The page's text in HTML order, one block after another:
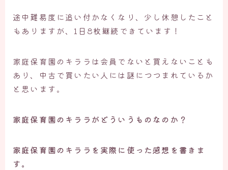
途中難易度に追い付かなくなり、少し休憩したこと
もありますが、1日8枚継続できています！
家庭保育園のキララは会員でないと買えないことも
あり、中古で買いたい人には謎につつまれているか
と思います。
家庭保育園のキララがどういうものなのか？
家庭保育園のキララを実際に使った感想を書きま
す。